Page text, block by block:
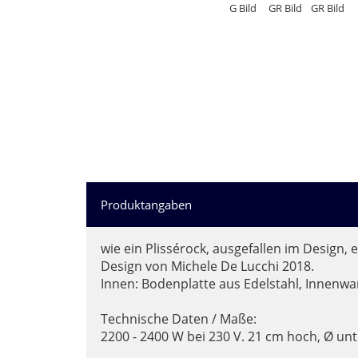
Mehr Marken ...
Spring Pfannen
Produktangaben
wie ein Plissérock, ausgefallen im Design,
Design von Michele De Lucchi 2018.
Innen: Bodenplatte aus Edelstahl,
Technische Daten / Maße:
2200 - 2400 W bei 230 V. 21 cm hoch, Ø